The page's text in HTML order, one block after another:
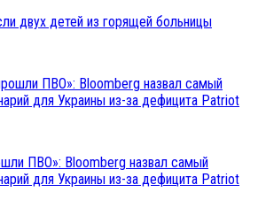
двух детей из горящей больницы
ПВО»: Bloomberg назвал самый
для Украины из-за дефицита Patriot